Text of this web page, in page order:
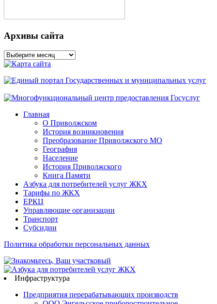
Архивы сайта
Архивы
сайта
Главная
О Приволжском
История возникновения
Преобразование Приволжского МО
География
Население
История Приволжского
Книга Памяти
Азбука для потребителей услуг ЖКХ
Тарифы по ЖКХ
ЕРКЦ
Управляющие организации
Транспорт
Субсидии
Политика обработки персональных данных
Инфраструктура
Предприятия перерабатывающих производств